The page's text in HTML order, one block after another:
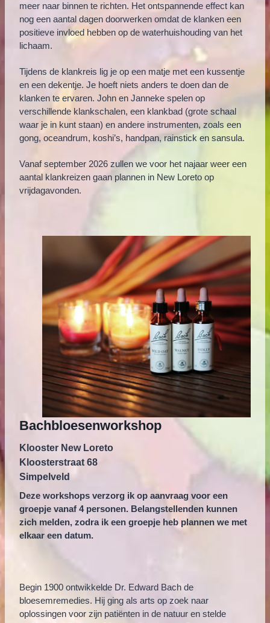
meer naar binnen te richten. Het ontspannende effect kan
nog een aantal dagen doorwerken omdat de klanken een
positieve invloed hebben op de waterhuishouding van het
lichaam.
Tijdens de klankreis lig je op een matje met een kussentje
en een dekentje. Je hoeft niets anders te doen dan de
klanken te ervaren. John en Janneke spelen op
verschillende klankschalen, een klankbad (grote schaal
waar je in kunt staan) en andere instrumenten, zoals een
gong, oceandrum, koshi’s, handpan, rainstick en sansula.
Vanaf september 2026 zullen we voor het najaar weer een
aantal klankreizen gaan plannen in New Loreto op
vrijdagavonden.
Bachbloesenworkshop
Klooster New Loreto
Kloosterstraat 68
Simpelveld
Deze workshops verzorg ik op aanvraag voor een
groepje vanaf 4 personen. Belangstellenden kunnen
zich melden, zodra ik een groepje heb plannen we met
elkaar een datum.
Begin 1900 ontwikkelde Dr. Edward Bach de
bloesemremedies. Hij ging als arts op zoek naar
oplossingen voor zijn patiënten in de natuur en stelde